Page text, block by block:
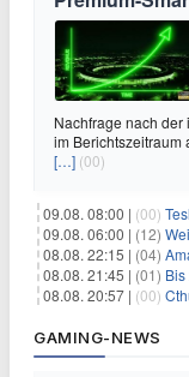
Nachfrage nach
im Berichtszeitraum
[…] (00)
09.08. 08:00 | (00)
09.08. 06:00 | (12)
08.08. 22:15 | (04)
08.08. 21:45 | (01) Bis
08.08. 20:57 | (00)
GAMING-NEWS